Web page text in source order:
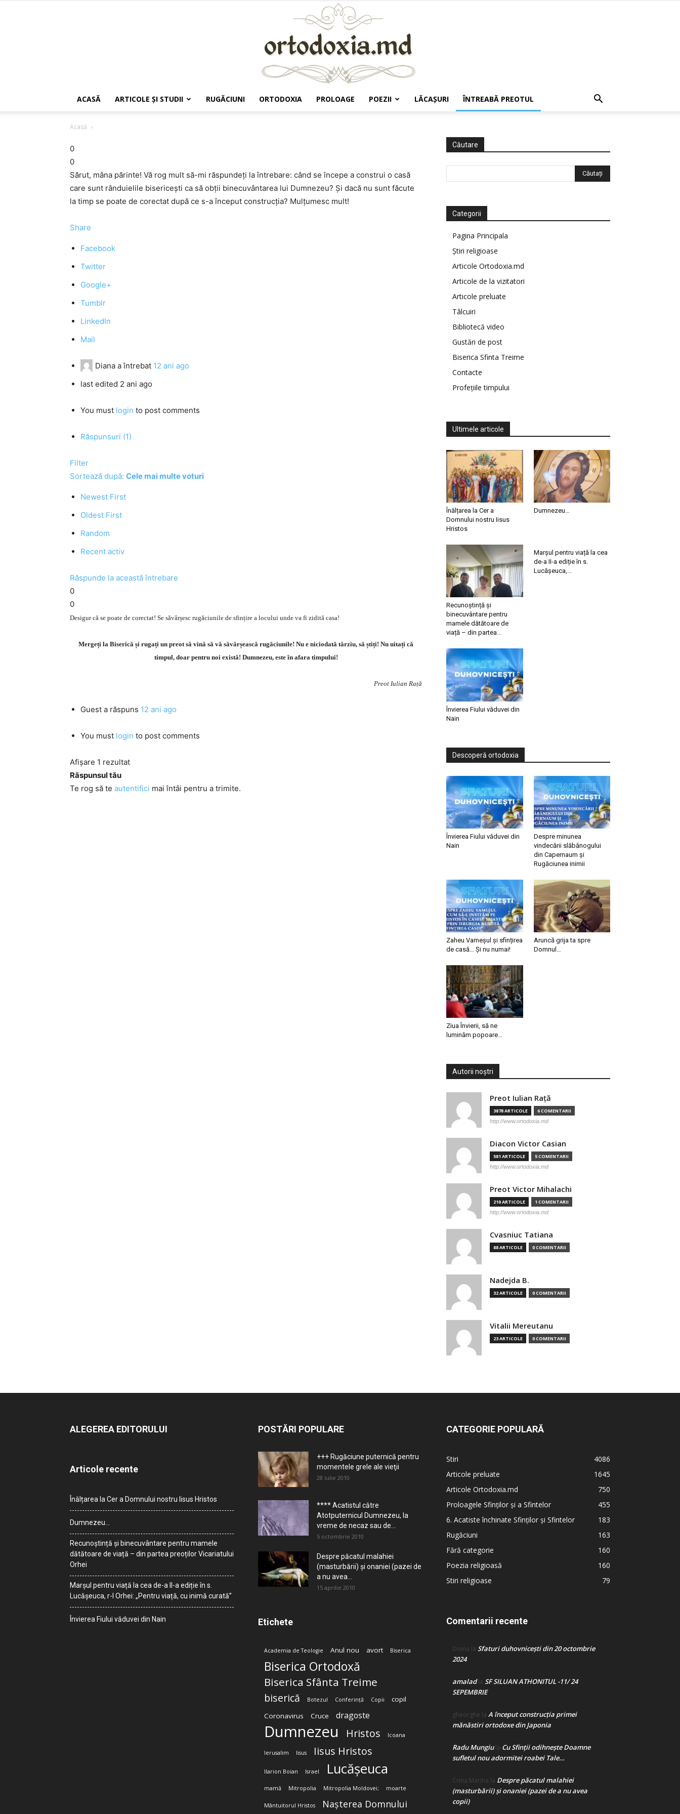
ACASĂ ARTICOLE ŞI STUDII RUGĂCIUNI ORTODOXIA PROLOAGE POEZII LĂCAŞURI ÎNTREABĂ PREOTUL
Acasă
0
0
Sărut, mâna părinte! Vă rog mult să-mi răspundeți la întrebare: când se începe a construi o casă
care sunt rânduielile bisericești ca să obții binecuvântarea lui Dumnezeu? Și dacă nu sunt făcute
la timp se poate de corectat după ce s-a început construcția? Mulțumesc mult!
Share
Facebook
Twitter
Google+
Tumblr
LinkedIn
Mail
Diana a întrebat 12 ani ago
last edited 2 ani ago
You must login to post comments
Răspunsuri (1)
Filter
Sortează după: Cele mai multe voturi
Newest First
Oldest First
Random
Recent activ
Răspunde la această întrebare
0
0
Desigur că se poate de corectat! Se săvârșesc rugăciunile de sfințire a locului unde va fi zidită casa!
Mergeți la Biserică și rugați un preot să vină să vă săvârșească rugăciunile! Nu e niciodată târziu, să știți! Nu uitați că
timpul, doar pentru noi există! Dumnezeu, este în afara timpului!
Preot Iulian Rață
Guest a răspuns 12 ani ago
You must login to post comments
Afișare 1 rezultat
Răspunsul tău
Te rog să te autentifici mai întâi pentru a trimite.
Căutare
Categorii
Pagina Principala
Știri religioase
Articole Ortodoxia.md
Articole de la vizitatori
Articole preluate
Tâlcuiri
Bibliotecă video
Gustări de post
Biserica Sfinta Treime
Contacte
Profețiile timpului
Ultimele articole
Înălțarea la Cer a
Domnului nostru Iisus
Hristos
Dumnezeu…
Recunoștință și
binecuvântare pentru
mamele dătătoare de
viață – din partea...
Marșul pentru viață la cea
de-a II-a ediție în s.
Lucășeuca,...
Învierea Fiului văduvei din
Nain
Descoperă ortodoxia
Învierea Fiului văduvei din
Nain
Despre minunea
vindecării slăbănogului
din Capernaum și
Rugăciunea inimii
Zaheu Vameșul și sfințirea
de casă… Și nu numai!
Aruncă grija ta spre
Domnul…
Ziua Învierii, să ne
luminăm popoare…
Autorii noștri
Preot Iulian Raţă
3878 ARTICOLE 6 COMENTARII
http://www.ortodoxia.md
Diacon Victor Casian
581 ARTICOLE 5 COMENTARII
http://www.ortodoxia.md
Preot Victor Mihalachi
210 ARTICOLE 1 COMENTARII
http://www.ortodoxia.md
Cvasniuc Tatiana
88 ARTICOLE 0 COMENTARII
Nadejda B.
32 ARTICOLE 0 COMENTARII
Vitalii Mereutanu
23 ARTICOLE 0 COMENTARII
ALEGEREA EDITORULUI
Articole recente
Înălțarea la Cer a Domnului nostru Iisus Hristos
Dumnezeu…
Recunoștință și binecuvântare pentru mamele
dătătoare de viață – din partea preoților Vicariatului
Orhei
Marșul pentru viață la cea de-a II-a ediție în s.
Lucășeuca, r-l Orhei: „Pentru viață, cu inimă curată”
Învierea Fiului văduvei din Nain
POSTĂRI POPULARE
+++ Rugăciune puternică pentru
momentele grele ale vieţii
28 iulie 2010
**** Acatistul către
Atotputernicul Dumnezeu, la
vreme de necaz sau de...
5 octombrie 2010
Despre păcatul malahiei
(masturbării) şi onaniei (pazei de
a nu avea...
15 aprilie 2010
Etichete
Academia de Teologie Anul nou avort Biserica
Biserica Ortodoxă
Biserica Sfânta Treime
biserică Botezul Conferință Copii
copil
Coronavirus
Cruce dragoste
Dumnezeu Hristos Icoana
Ierusalim Iisus Iisus Hristos
Ilarion Boian Israel Lucășeuca
mamă Mitropolia Mitropolia Moldovei; moarte
Mântuitorul Hristos Nașterea Domnului
CATEGORIE POPULARĂ
Stiri
4086
Articole preluate
1645
Articole Ortodoxia.md
750
Proloagele Sfinților și a Sfintelor
455
6. Acatiste închinate Sfinților și Sfintelor
183
Rugăciuni
163
Fără categorie
160
Poezia religioasă
160
Stiri religioase
79
Comentarii recente
Doina la Sfaturi duhovnicești din 20 octombrie
2024
amaladla SF SILUAN ATHONITUL -11/ 24
SEPEMBRIE
gheorghe la A început construcţia primei
mănăstiri ortodoxe din Japonia
Radu Mungiula Cu Sfinții odihnește Doamne
sufletul nou adormitei roabei Tale…
Crina Marina la Despre păcatul malahiei
(masturbării) şi onaniei (pazei de a nu avea
copii)